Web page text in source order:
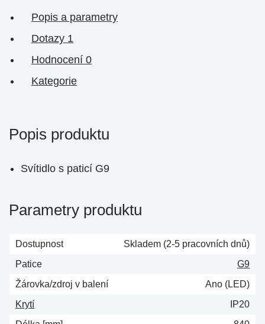
Popis a parametry
Dotazy 1
Hodnocení 0
Kategorie
Popis produktu
Svítidlo s paticí G9
Parametry produktu
Dostupnost
Skladem (2-5 pracovních dnů)
Patice
G9
Žárovka/zdroj v balení
Ano (LED)
Krytí
IP20